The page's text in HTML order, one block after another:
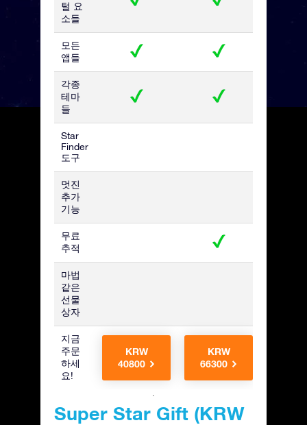
털 요
소들
모든
앱들
각종
테마
들
Star
Finder
도구
멋진
추가
기능
무료
추적
마법
같은
선물
상자
지금
주문
하세
요!
KRW
40800
KRW
66300
Super Star Gift (KRW